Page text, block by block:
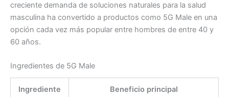
creciente demanda de soluciones naturales para la salud
masculina ha convertido a productos como 5G Male en una
opción cada vez más popular entre hombres de entre 40 y
60 años.
Ingredientes de 5G Male
Ingrediente Beneficio principal